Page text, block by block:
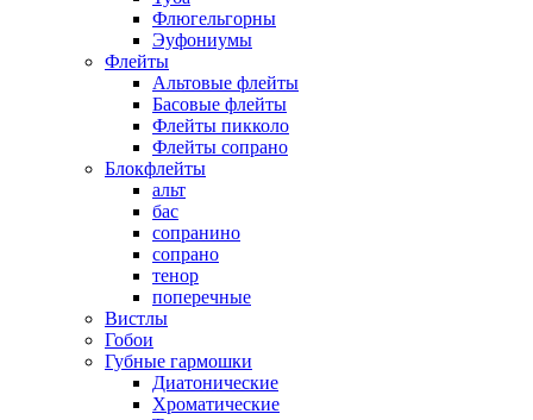
Флюгельгорны
Эуфониумы
Флейты
Альтовые флейты
Басовые флейты
Флейты пикколо
Флейты сопрано
Блокфлейты
альт
бас
сопранино
сопрано
тенор
поперечные
Вистлы
Гобои
Губные гармошки
Диатонические
Хроматические